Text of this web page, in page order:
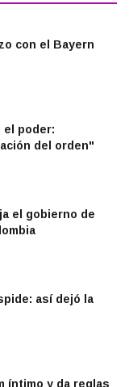
con el Bayern
el poder:
del orden"
el gobierno de
así dejó la
íntimo y da reglas